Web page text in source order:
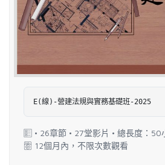
E(線)-營建法規與實務基礎班-2025
• 26章節 • 27堂影片 • 總長度：
12個月內，不限次數觀看